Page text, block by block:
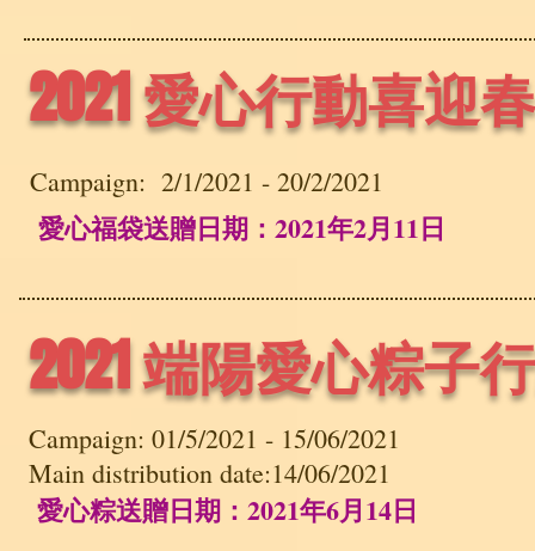
2021 愛心行動喜迎
Campaign: 2/1/2021 - 20/2/2021
愛心福袋送贈日期：2021年2月11日
2021 端陽愛心粽子
Campaign: 01/5/2021 - 15/06/2021
Main distribution date:14/06/2021
愛心粽送贈日期：2021年6月14日